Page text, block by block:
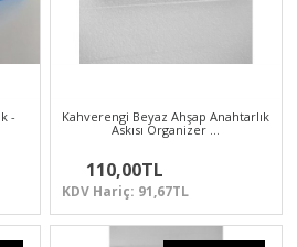
-
Kahverengi Beyaz Ahşap Anahtarlık
Askısı Organizer …
110,00TL
KDV Hariç: 91,67TL